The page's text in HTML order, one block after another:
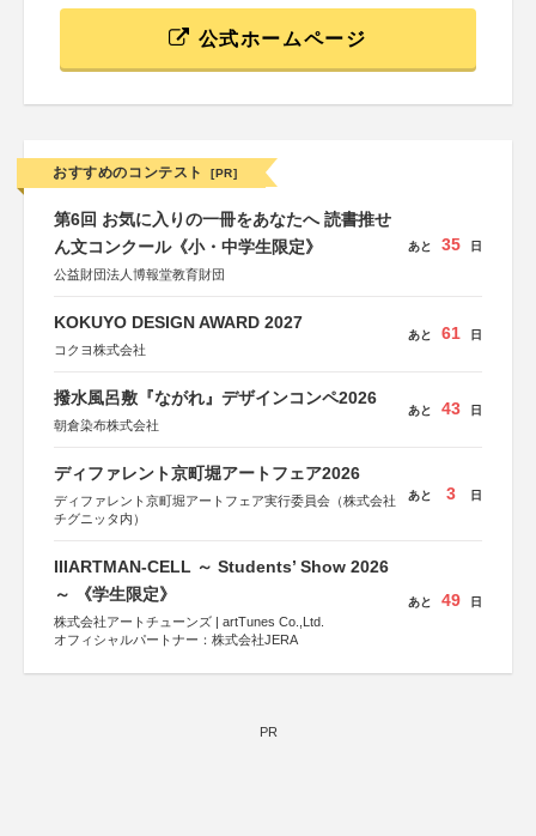
公式ホームページ
おすすめのコンテスト [PR]
第6回 お気に入りの一冊をあなたへ 読書推せ
ん文コンクール《小・中学生限定》
公益財団法人博報堂教育財団
あと 35 日
KOKUYO DESIGN AWARD 2027
コクヨ株式会社
あと 61 日
撥水風呂敷『ながれ』デザインコンペ2026
朝倉染布株式会社
あと 43 日
ディファレント京町堀アートフェア2026
ディファレント京町堀アートフェア実行委員会（株式会社
チグニッタ内）
あと 3 日
IIIARTMAN-CELL ～ Students’ Show 2026
～ 《学生限定》
株式会社アートチューンズ | artTunes Co.,Ltd.
オフィシャルパートナー：株式会社JERA
あと 49 日
PR